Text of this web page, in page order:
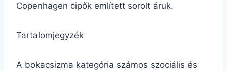
Copenhagen cipők említett sorolt áruk.
Tartalomjegyzék
A bokacsizma kategória számos szociális és